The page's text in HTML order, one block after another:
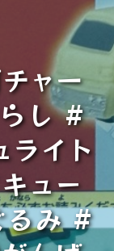
ャ一
し #
ライト
ュー
るみ #